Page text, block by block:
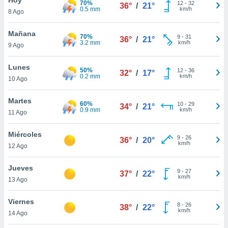
y
en
más
de
8 Ago
70%
0.5 mm
36° / 21° 12- 32
km/h
Mañana
9 Ago
70%
3.2 mm
36° / 21° 9- 31
km/h
Lunes
10 Ago
50%
0.2 mm
32° / 17° 12- 36
km/h
Martes
11 Ago
60%
0.9 mm
34° / 21° 10- 29
km/h
Miércoles
12 Ago
36° / 20° 9- 26
km/h
Jueves
13 Ago
37° / 22° 9- 27
km/h
Viernes
14 Ago
38° / 22° 8- 26
km/h